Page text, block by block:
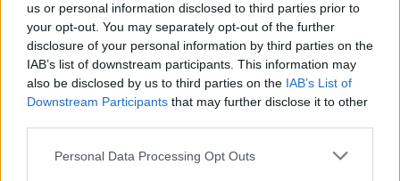
us or personal information disclosed to third parties prior to
your opt-out. You may separately opt-out of the further
disclosure of your personal information by third parties on the
IAB’s list of downstream participants. This information may
also be disclosed by us to third parties on the IAB’s List of
Downstream Participants that may further disclose it to other
Personal Data Processing Opt Outs
Rio de Janeiro: Governo do Estado propõe parceria com a
FUNCEX para “reforçar inteligência sobre comércio
Esposende acolhe festival de kitesurf